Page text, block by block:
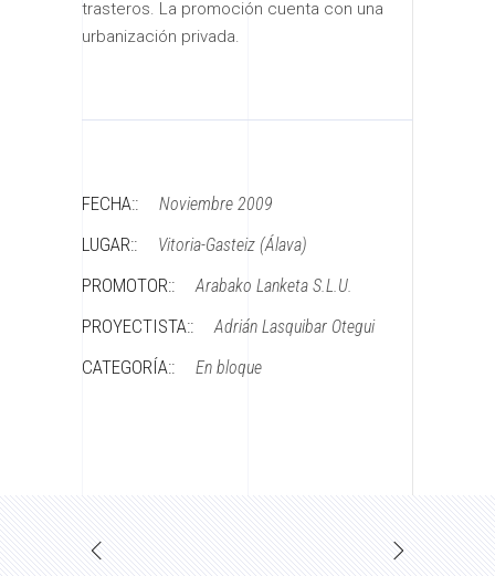
trasteros. La promoción cuenta con una
urbanización privada.
FECHA:: Noviembre 2009
LUGAR:: Vitoria-Gasteiz (Álava)
PROMOTOR:: Arabako Lanketa S.L.U.
PROYECTISTA:: Adrián Lasquibar Otegui
CATEGORÍA:: En bloque